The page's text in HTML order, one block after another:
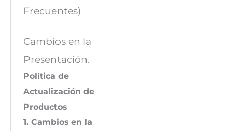
Frecuentes)
Cambios en la
Presentación.
Política de
Actualización de
Productos
1. Cambios en la